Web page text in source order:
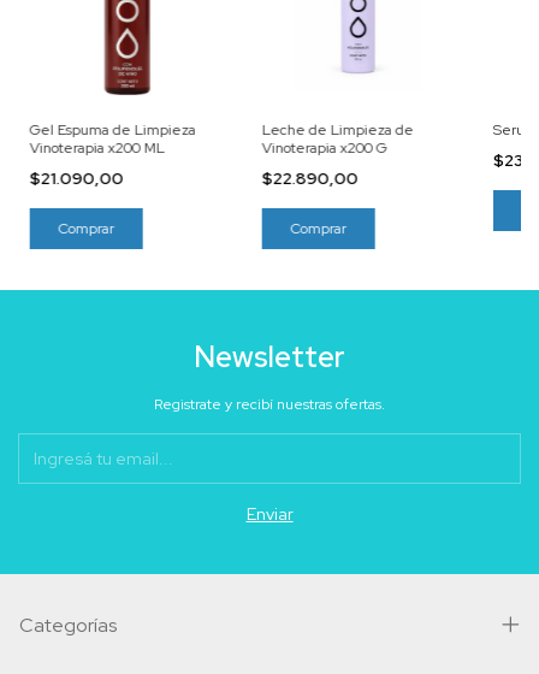
Gel Espuma de Limpieza
Vinoterapia x200 ML
$21.090,00
Leche de Limpieza de
Vinoterapia x200 G
$22.890,00
Newsletter
Registrate y recibí nuestras ofertas.
Categorías